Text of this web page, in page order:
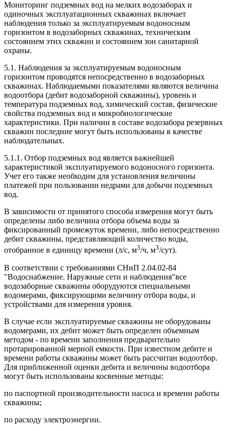
Мониторинг подземных вод на мелких водозаборах и
одиночных эксплуатационных скважинах включает
наблюдения только за эксплуатируемым водоносным
горизонтом в водозаборных скважинах, техническим
состоянием этих скважин и состоянием зон санитарной
охраны.
5.1. Наблюдения за эксплуатируемым водоносным
горизонтом проводятся непосредственно в водозаборных
скважинах. Наблюдаемыми показателями являются величина
водоотбора (дебит водозаборной скважины), уровень и
температура подземных вод, химический состав, физические
свойства подземных вод и микробиологические
характеристики. При наличии в составе водозабора резервных
скважин последние могут быть использованы в качестве
наблюдательных.
5.1.1. Отбор подземных вод является важнейшей
характеристикой эксплуатируемого водоносного горизонта.
Учет его также необходим для установления величины
платежей при пользовании недрами для добычи подземных
вод.
В зависимости от принятого способа измерения могут быть
определены либо величина отбора объема воды за
фиксированный промежуток времени, либо непосредственно
дебит скважины, представляющий количество воды,
отобранное в единицу времени (л/с, м3/ч, м3/сут).
В соответствии с требованиями СНиП 2.04.02-84
"Водоснабжение. Наружные сети и наблюдения"все
водозаборные скважины оборудуются специальными
водомерами, фиксирующими величину отбора воды, и
устройствами для измерения уровня.
В случае если эксплуатируемые скважины не оборудованы
водомерами, их дебит может быть определен объемным
методом - по времени заполнения предварительно
протарированной мерной емкости. При известном дебите и
времени работы скважины может быть рассчитан водоотбор.
Для приближенной оценки дебита и величины водоотбора
могут быть использованы косвенные методы:
по паспортной производительности насоса и времени работы
скважины;
по расходу электроэнергии.